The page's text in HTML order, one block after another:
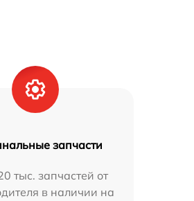
запчасти
тыс. запчастей от
в наличии на